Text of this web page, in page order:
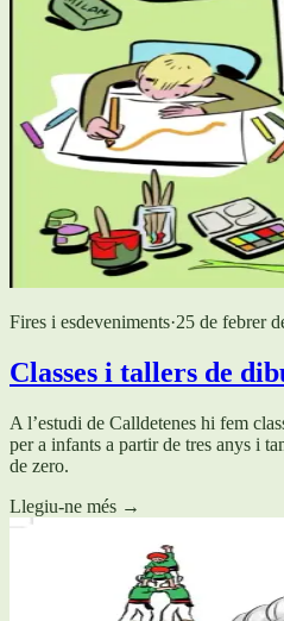
Fires i esdeveniments·25 de febrer
Classes i tallers de
A l’estudi de Calldetenes hi fem
per a infants a partir de tres anys i
de zero.
Llegiu-ne més →